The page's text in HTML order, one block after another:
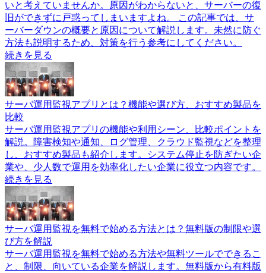
いと考えていませんか。原因がわからないと、サーバーの復
旧ができずに戸惑ってしまいますよね。 この記事では、サ
ーバーダウンの概要と原因について解説します。未然に防ぐ
方法も説明するため、対策を行う参考にしてください。
続きを見る
サーバ運用監視アプリとは？機能や選び方、おすすめ製品を
比較
サーバ運用監視アプリの機能や利用シーン、比較ポイントを
解説。障害検知や通知、ログ管理、クラウド監視などを整理
し、おすすめ製品も紹介します。システム停止を防ぎたい企
業や、少人数で運用を効率化したい企業に役立つ内容です。
続きを見る
サーバ運用監視を無料で始める方法とは？無料版の制限や選
び方を解説
サーバ運用監視を無料で始める方法や無料ツールでできるこ
と、制限、向いている企業を解説します。無料版から有料版